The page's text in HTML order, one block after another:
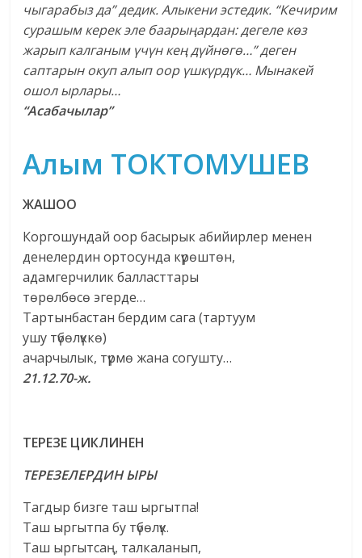
чыгарабыз да” дедик. Алыкени эстедик. “Кечирим
сурашым керек эле баарыңардан: дегеле көз
жарып калганым үчүн кең дүйнөгө…” деген
саптарын окуп алып оор үшкүрдүк… Мынакей
ошол ырлары…
“Асабачылар”
Алым ТОКТОМУШЕВ
ЖАШОО
Коргошундай оор басырык абийирлер менен
денелердин ортосунда күрөштөн,
адамгерчилик балласттары
төрөлбөсө эгерде…
Тартынбастан бердим сага (тартуум
ушу түбөлүккө)
ачарчылык, түрмө жана согушту…
21.12.70-ж.
ТЕРЕЗЕ ЦИКЛИНЕН
ТЕРЕЗЕЛЕРДИН ЫРЫ
Тагдыр бизге таш ыргытпа!
Таш ыргытпа бу түбөлүк.
Таш ыргытсаң, талкаланып,